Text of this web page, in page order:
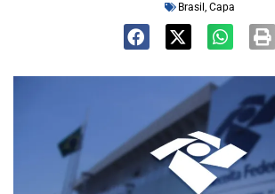
Brasil , Capa